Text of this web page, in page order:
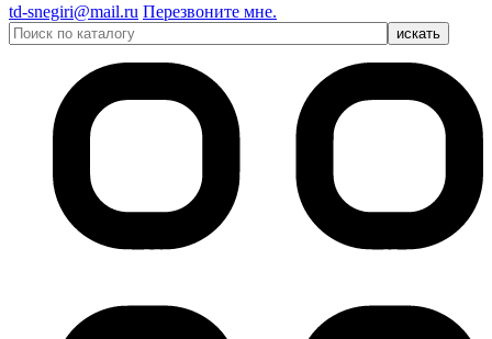
td-snegiri@mail.ru Перезвоните мне.